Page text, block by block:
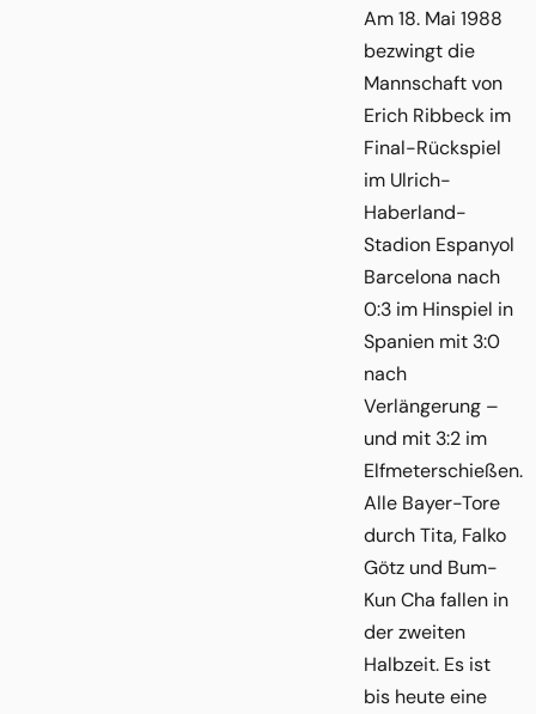
Am 18. Mai 1988
bezwingt die
Mannschaft von
Erich Ribbeck im
Final-Rückspiel
im Ulrich-
Haberland-
Stadion Espanyol
Barcelona nach
0:3 im Hinspiel in
Spanien mit 3:0
nach
Verlängerung –
und mit 3:2 im
Elfmeterschießen.
Alle Bayer-Tore
durch Tita, Falko
Götz und Bum-
Kun Cha fallen in
der zweiten
Halbzeit. Es ist
bis heute eine